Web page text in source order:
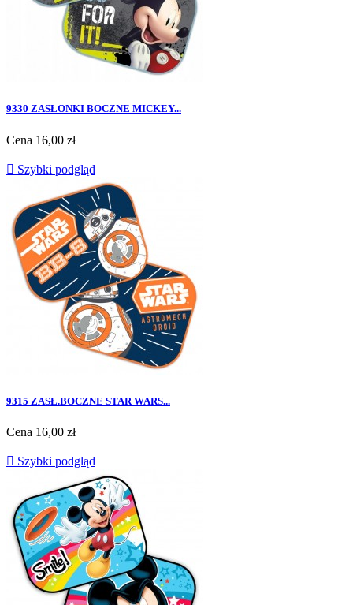
9330 ZASŁONKI BOCZNE MICKEY...
Cena 16,00 zł
 Szybki podgląd
9315 ZASŁ.BOCZNE STAR WARS...
Cena 16,00 zł
 Szybki podgląd